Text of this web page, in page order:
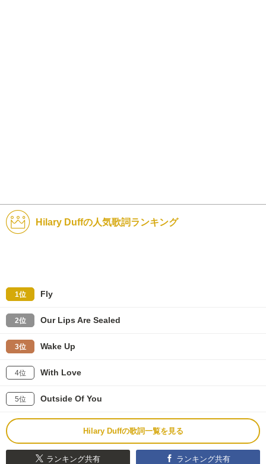
Hilary Duffの人気歌詞ランキング
1位 Fly
2位 Our Lips Are Sealed
3位 Wake Up
4位 With Love
5位 Outside Of You
Hilary Duffの歌詞一覧を見る
ランキング共有 ランキング共有